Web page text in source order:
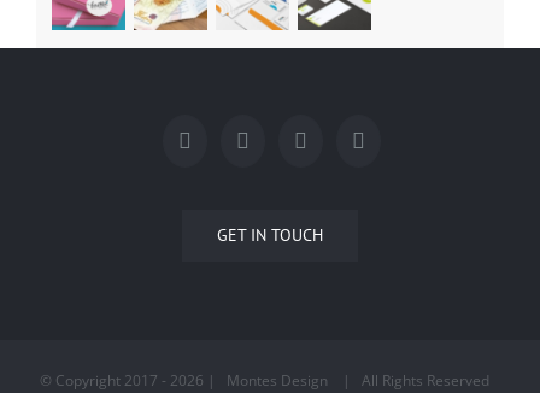
GET IN TOUCH
© Copyright 2017 - 2026 | Montes Design | All Rights Reserved